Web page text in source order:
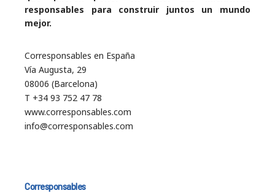
responsables para construir juntos un mundo
mejor.
Corresponsables en España
Vía Augusta, 29
08006 (Barcelona)
T +34 93 752 47 78
www.corresponsables.com
info@corresponsables.com
Corresponsables